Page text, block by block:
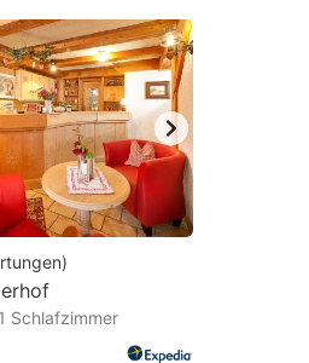
)
Schlafzimmer